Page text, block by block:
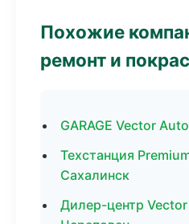
Похожие
ремонт и
GARAGE Vector
Техстанция
Сахалинск
Дилер-центр